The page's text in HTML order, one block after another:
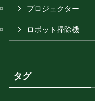
プロジェクター
ロボット掃除機
タグ